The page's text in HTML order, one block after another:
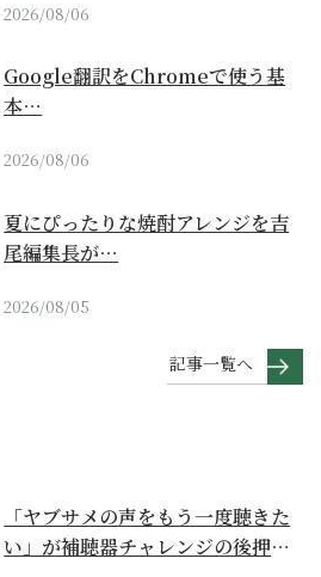
2026/08/06
Google翻訳をChromeで使う基
本…
2026/08/06
夏にぴったりな焼酎アレンジを吉
尾編集長が…
2026/08/05
記事一覧へ
「ヤブサメの声をもう一度聴きた
い」が補聴器チャレンジの後押し